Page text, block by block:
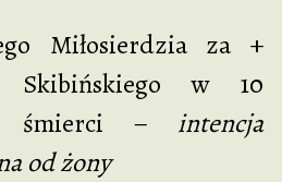
Miłosierdzia za +
Skibińskiego w 10
śmierci – intencja
od żony